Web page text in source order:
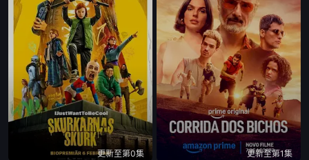
更新至第0集 更新至第1集